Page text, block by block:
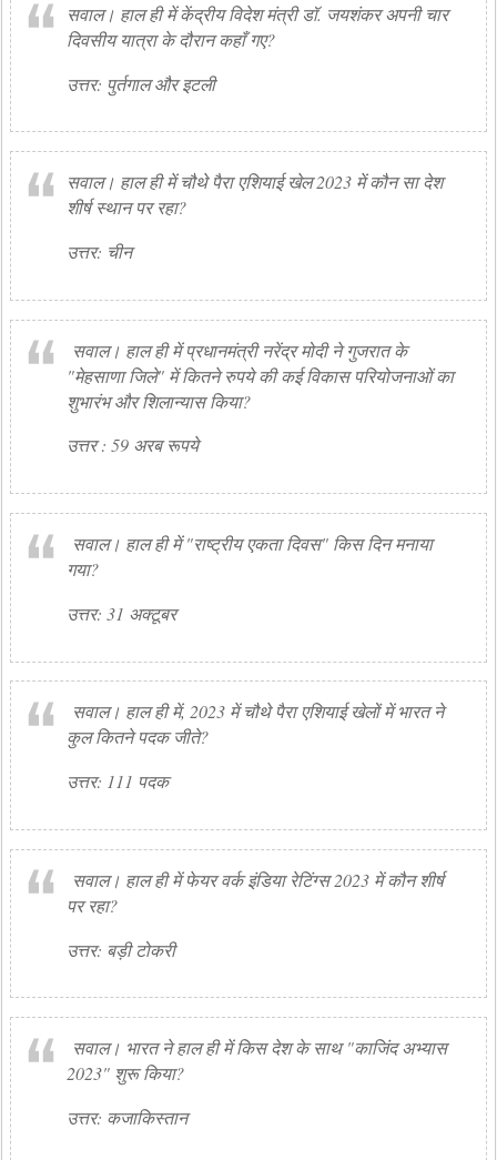
सवाल। हाल ही में केंद्रीय विदेश मंत्री डॉ. जयशंकर अपनी चार
दिवसीय यात्रा के दौरान कहाँ गए?
उत्तर: पुर्तगाल और इटली
सवाल। हाल ही में चौथे पैरा एशियाई खेल 2023 में कौन सा देश
शीर्ष स्थान पर रहा?
उत्तर: चीन
सवाल। हाल ही में प्रधानमंत्री नरेंद्र मोदी ने गुजरात के
"मेहसाणा जिले" में कितने रुपये की कई विकास परियोजनाओं का
शुभारंभ और शिलान्यास किया?
उत्तर : 59 अरब रूपये
सवाल। हाल ही में "राष्ट्रीय एकता दिवस" ​​किस दिन मनाया
गया?
उत्तर: 31 अक्टूबर
सवाल। हाल ही में, 2023 में चौथे पैरा एशियाई खेलों में भारत ने
कुल कितने पदक जीते?
उत्तर: 111 पदक
सवाल। हाल ही में फेयर वर्क इंडिया रेटिंग्स 2023 में कौन शीर्ष
पर रहा?
उत्तर: बड़ी टोकरी
सवाल। भारत ने हाल ही में किस देश के साथ "काजिंद अभ्यास
2023" शुरू किया?
उत्तर: कजाकिस्तान